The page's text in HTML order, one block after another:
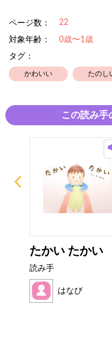
ページ数： 22
対象年齢：
0歳〜1歳
タグ：
かわいい たのし
この読み手
たかい たかい
読み手
はなび